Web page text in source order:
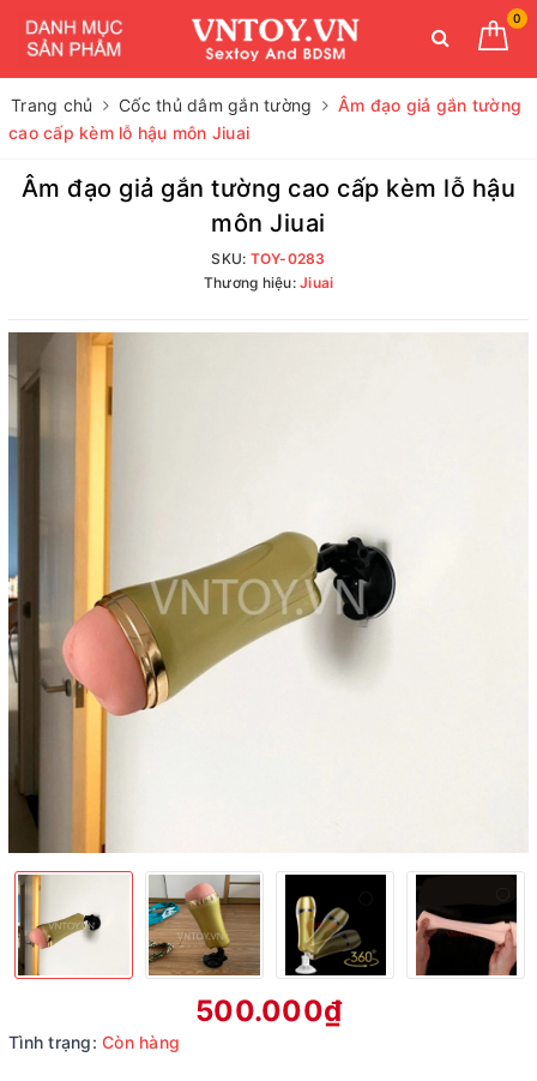
0
Trang chủ Cốc thủ dâm gắn tường
Âm đạo giả gắn tường
cao cấp kèm lỗ hậu môn Jiuai
Âm đạo giả gắn tường cao cấp kèm lỗ hậu
môn Jiuai
SKU: TOY-0283
Thương hiệu: Jiuai
500.000₫
Tình trạng: Còn hàng